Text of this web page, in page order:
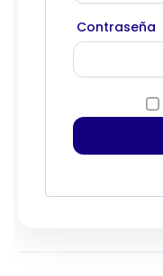
Contraseña